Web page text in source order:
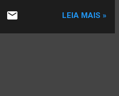
LEIA MAIS »